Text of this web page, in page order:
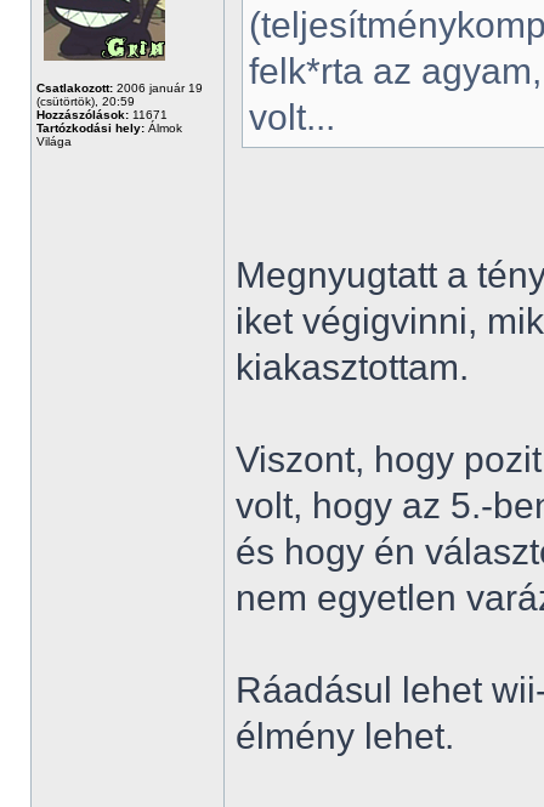
Csatlakozott: 2006 január 19
(csütörtök), 20:59
Hozzászólások: 11671
Tartózkodási hely: Álmok
Világa
felk*rta az
volt...
Megnyugtatt a
iket végigvinni,
kiakasztottam.
Viszont, hogy
volt, hogy az 5.-
és hogy én
nem egyetlen
Ráadásul lehet
élmény lehet.